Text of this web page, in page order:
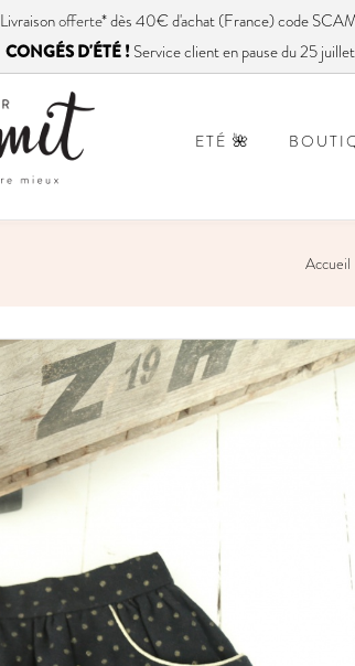
Livraisonofferte* dès 40€ d'achat (France) code
CONGÉS D'ÉTÉ ! Service client en pause du 25
ETÉ 🌺
Accueil